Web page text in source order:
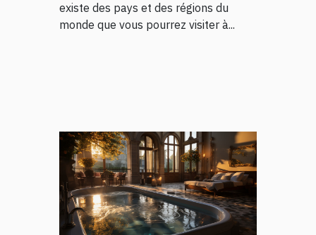
existe des pays et des régions du
monde que vous pourrez visiter à...